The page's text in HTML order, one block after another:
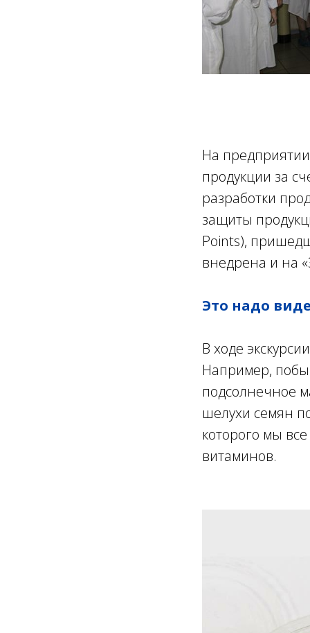
На предприятии
продукции за
разработки
защиты
Points),
внедрена и на
Это надо
В ходе
Например,
подсолнечное
шелухи семян
которого мы
витаминов.